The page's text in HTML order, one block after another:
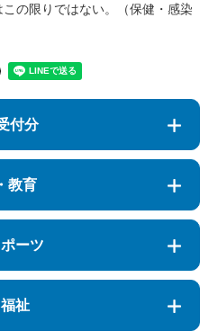
の限りではない。（保健・感染
付分
教育
ーツ
祉